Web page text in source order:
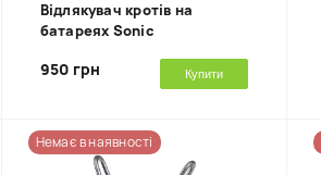
Відлякувач кротів на
батареях Sonic
950 грн Купити
Немає в наявності